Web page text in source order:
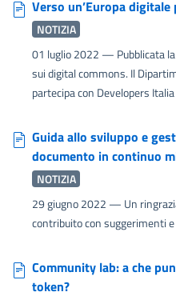
Verso un’Europa
NOTIZIA
01 luglio 2022 — Pubblicata la
sui digital commons. Il
partecipa con Developers
Guida allo sviluppo e
documento in continuo
NOTIZIA
29 giugno 2022 — Un
contribuito con suggerimenti
Community lab: a che
token?